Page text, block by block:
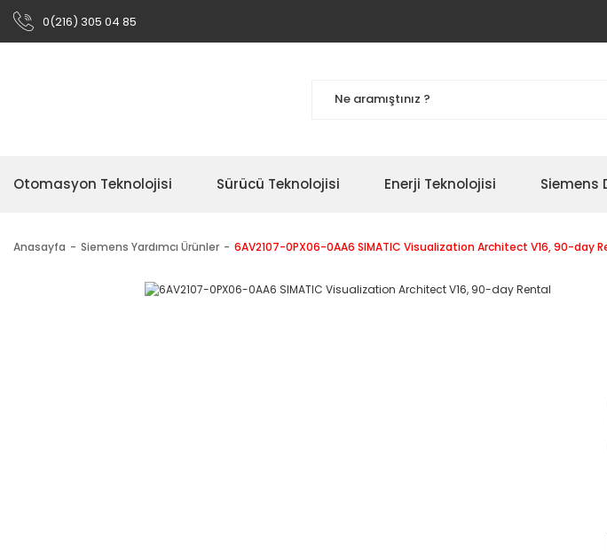
0(216) 305 04 85
Otomasyon Teknolojisi Sürücü Teknolojisi Enerji Teknolojisi Siemens
Anasayfa Siemens Yardımcı Ürünler 6AV2107-0PX06-0AA6 SIMATIC Visualization Architect V16, 90-day